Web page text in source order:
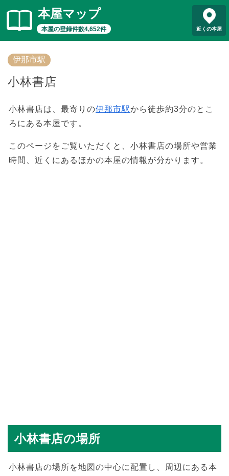
本屋マップ
本屋の登録件数4,652件 近くの本屋
伊那市駅
小林書店
小林書店は、最寄りの伊那市駅から徒歩約3分のとこ
ろにある本屋です。
このページをご覧いただくと、小林書店の場所や営業
時間、近くにあるほかの本屋の情報が分かります。
小林書店の場所
小林書店の場所を地図の中心に配置し、周辺にある本